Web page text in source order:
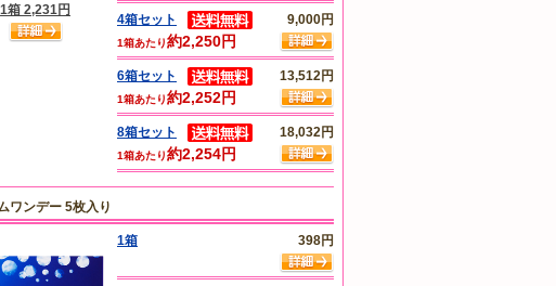
1箱 2,231円
4箱セット 9,000円
1箱あたり約2,250円
6箱セット 13,512円
1箱あたり約2,252円
8箱セット 18,032円
1箱あたり約2,254円
ワンデー 5枚入り
1箱 398円